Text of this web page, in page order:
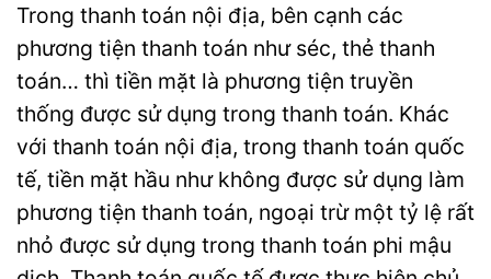
Trong thanh toán nội địa, bên cạnh các
phương tiện thanh toán như séc, thẻ thanh
toán… thì tiền mặt là phương tiện truyền
thống được sử dụng trong thanh toán. Khác
với thanh toán nội địa, trong thanh toán quốc
tế, tiền mặt hầu như không được sử dụng làm
phương tiện thanh toán, ngoại trừ một tỷ lệ rất
nhỏ được sử dụng trong thanh toán phi mậu